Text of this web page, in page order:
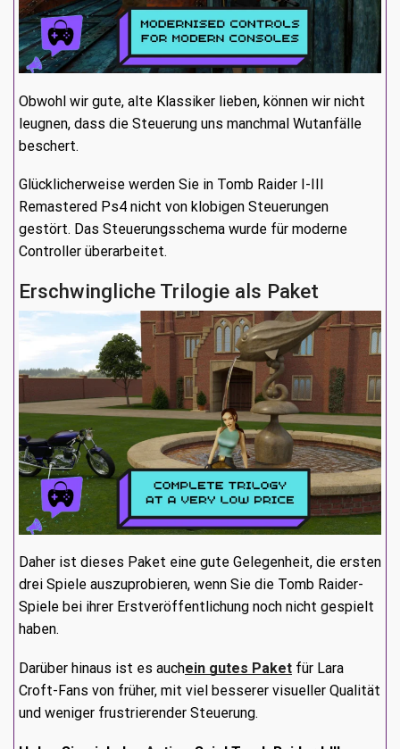
Obwohl wir gute, alte Klassiker lieben, können wir nicht
leugnen, dass die Steuerung uns manchmal Wutanfälle
beschert.
Glücklicherweise werden Sie in Tomb Raider I-III
Remastered Ps4 nicht von klobigen Steuerungen
gestört. Das Steuerungsschema wurde für moderne
Controller überarbeitet.
Erschwingliche Trilogie als Paket
Daher ist dieses Paket eine gute Gelegenheit, die ersten
drei Spiele auszuprobieren, wenn Sie die Tomb Raider-
Spiele bei ihrer Erstveröffentlichung noch nicht gespielt
haben.
Darüber hinaus ist es auchein gutes Paket für Lara
Croft-Fans von früher, mit viel besserer visueller Qualität
und weniger frustrierender Steuerung.